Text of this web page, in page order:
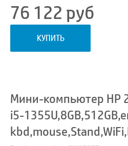
76 122 руб
КУПИТЬ
Мини-компьютер HP
i5-